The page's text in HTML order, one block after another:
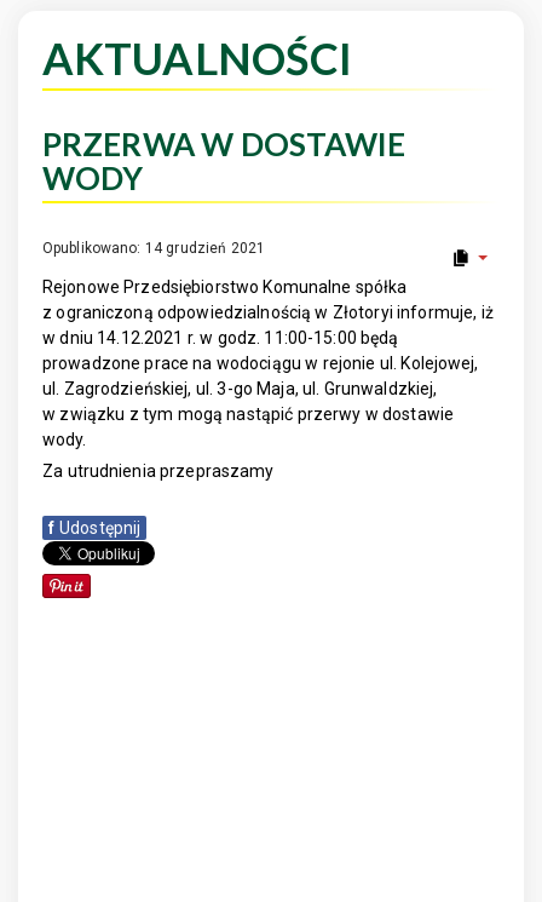
AKTUALNOŚCI
PRZERWA W DOSTAWIE
WODY
Opublikowano: 14 grudzień 2021
Rejonowe Przedsiębiorstwo Komunalne spółka
z ograniczoną odpowiedzialnością w Złotoryi informuje, iż
w dniu 14.12.2021 r. w godz. 11:00-15:00 będą
prowadzone prace na wodociągu w rejonie ul. Kolejowej,
ul. Zagrodzieńskiej, ul. 3-go Maja, ul. Grunwaldzkiej,
w związku z tym mogą nastąpić przerwy w dostawie
wody.
Za utrudnienia przepraszamy
f Udostępnij